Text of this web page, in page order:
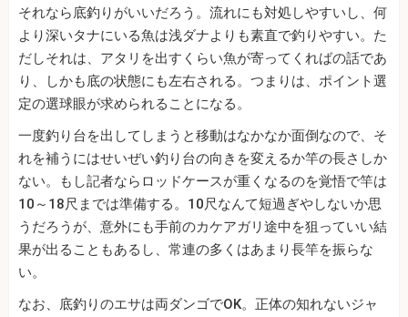
それなら底釣りがいいだろう。流れにも対処しやすいし、何
より深いタナにいる魚は浅ダナよりも素直で釣りやすい。た
だしそれは、アタリを出すくらい魚が寄ってくればの話であ
り、しかも底の状態にも左右される。つまりは、ポイント選
定の選球眼が求められることになる。
一度釣り台を出してしまうと移動はなかなか面倒なので、そ
れを補うにはせいぜい釣り台の向きを変えるか竿の長さしか
ない。もし記者ならロッドケースが重くなるのを覚悟で竿は
10～18尺までは準備する。10尺なんて短過ぎやしないか思
うだろうが、意外にも手前のカケアガリ途中を狙っていい結
果が出ることもあるし、常連の多くはあまり長竿を振らな
い。
なお、底釣りのエサは両ダンゴでOK。正体の知れないジャ